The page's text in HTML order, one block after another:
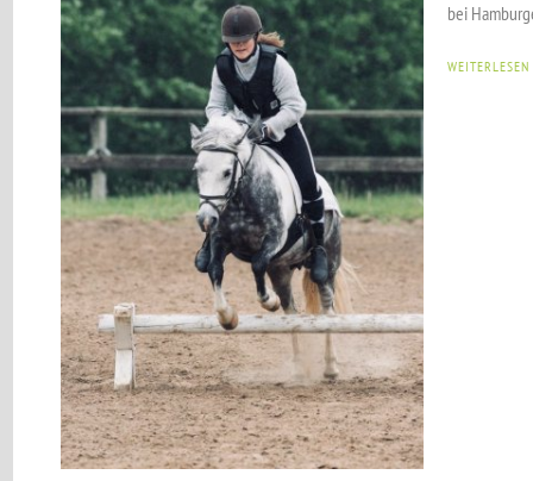
bei
WEITERLESEN